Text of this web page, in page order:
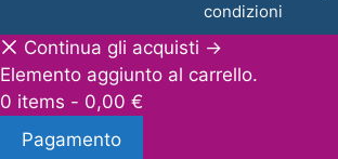
condizioni
Continua gli acquisti →
Elemento aggiunto al carrello.
0 items - 0,00 €
Pagamento